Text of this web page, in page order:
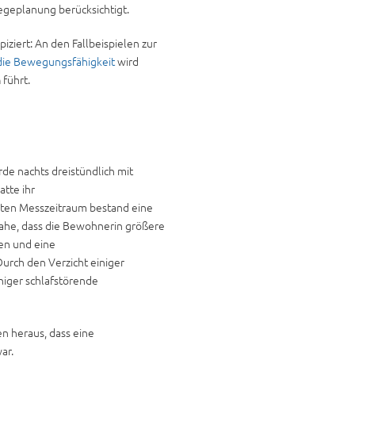
berücksichtigt.
An den Fallbeispielen zur
Bewegungsfähigkeitwird
führt.
nachts dreistündlich mit
ihr
Messzeitraum bestand eine
dass die Bewohnerin größere
und eine
den Verzicht einiger
schlafstörende
heraus, dass eine